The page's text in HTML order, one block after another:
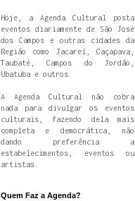
Hoje, a Agenda Cultural posta
eventos diariamente de São José
dos Campos e outras cidades da
Região como Jacareí, Caçapava,
Taubaté, Campos do Jordão,
Ubatuba e outros.
A Agenda Cultural não cobra
nada para divulgar os eventos
culturais, fazendo dela mais
completa e democrática, não
dando preferência a
estabelecimentos, eventos ou
artistas.
Quem Faz a Agenda?